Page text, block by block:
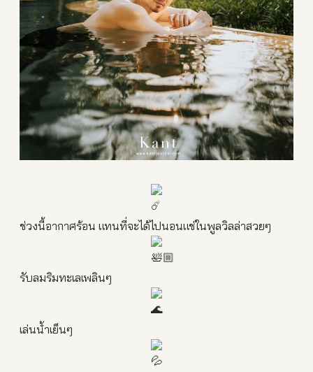
ช่วงนี้อากาศร้อน แทนที่จะได้ไปนอนแช่ในพูลวิลล่าสวยๆ
รับลมริมทะเลเพลินๆ
เล่นน้ำเย็นๆ